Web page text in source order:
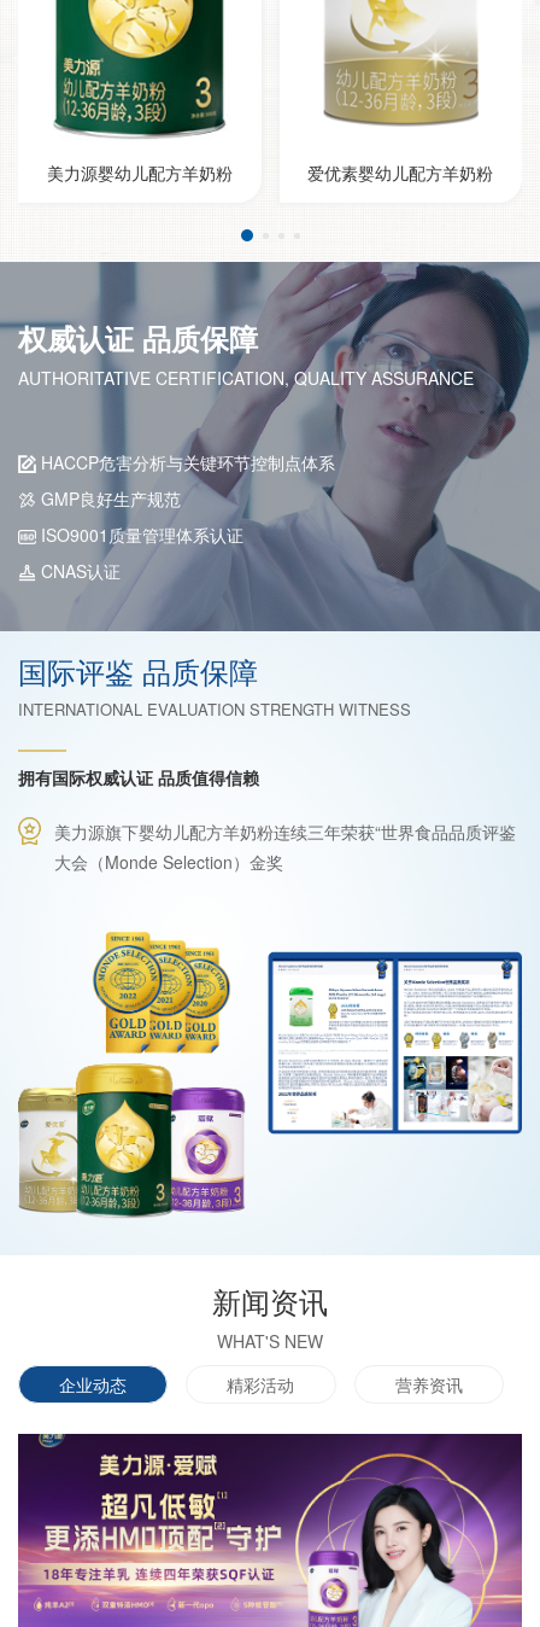
美力源婴幼儿配方羊奶粉 爱优素婴幼儿配方羊奶粉
权威认证 品质保障
AUTHORITATIVE CERTIFICATION, QUALITY ASSURANCE
HACCP危害分析与关键环节控制点体系
GMP良好生产规范
ISO9001质量管理体系认证
CNAS认证
国际评鉴 品质保障
INTERNATIONAL EVALUATION STRENGTH WITNESS
拥有国际权威认证 品质值得信赖
美力源旗下婴幼儿配方羊奶粉连续三年荣获“世界食品品质评鉴
大会（Monde Selection）金奖
新闻资讯
WHAT'S NEW
企业动态
精彩活动 营养资讯